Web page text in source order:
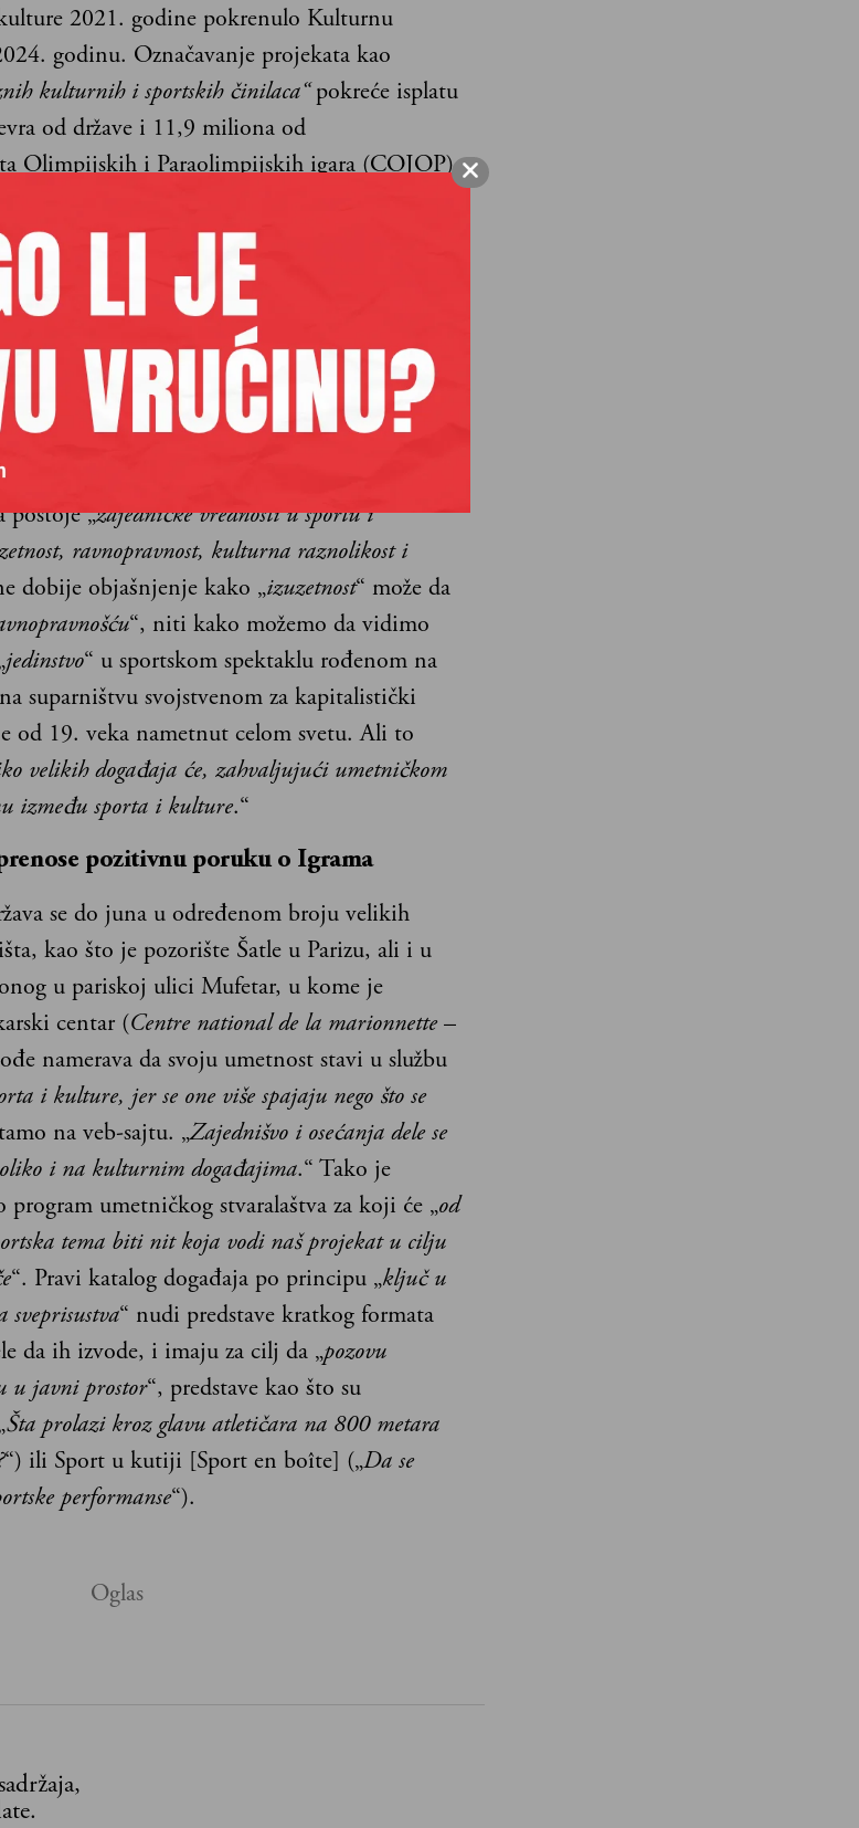
2021. godine pokrenulo Kulturnu
godinu. Označavanje projekata kao
kulturnih i sportskih činilaca“pokreće isplatu
od države i 11,9 miliona od
Olimpijskih i Paraolimpijskih igara (COJOP).
nastao je 1992. godine na Olimpijskim
je nadahnut drevnim grčkim olimpijskim
i likovna takmičenja (pesništvo,
Stvaranje dela svih vrsta, prolaznih i
rođenje Olimpijskih igara od 1912. do
je to bilo povremeno. U 2024. neće biti
kulturnih dešavanja postavljenih ispred
bi ove druge učinili privlačnijim. Glavna
postoje „zajedničke vrednosti u sportu i
ravnopravnost, kulturna raznolikost i
dobije objašnjenje kako „izuzetnost“ može da
“, niti kako možemo da vidimo
jedinstvo“ u sportskom spektaklu rođenom na
suparništvu svojstvenom za kapitalistički
od 19. veka nametnut celom svetu. Ali to
velikih događaja će, zahvaljujući umetničkom
između sporta i kulture.“
pozitivnu poruku o Igrama
se do juna u određenom broju velikih
kao što je pozorište Šatle u Parizu, ali i u
u pariskoj ulici Mufetar, u kome je
centar (Centre national de la marionnette–
namerava da svoju umetnost stavi u službu
i kulture, jer se one više spajaju nego što se
na veb-sajtu. „Zajednišvo i osećanja dele se
i na kulturnim događajima.“ Tako je
umetničkog stvaralaštva za koji će „od
tema biti nit koja vodi naš projekat u cilju
“. Pravi katalog događaja po principu „ključ u
sveprisustva“ nudi predstave kratkog formata
da ih izvode, i imaju za cilj da „pozovu
u javni prostor“, predstave kao što su
Šta prolazi kroz glavu atletičara na 800 metara
“) ili Sport u kutiji [Sport en boîte] („Da se
performanse“).